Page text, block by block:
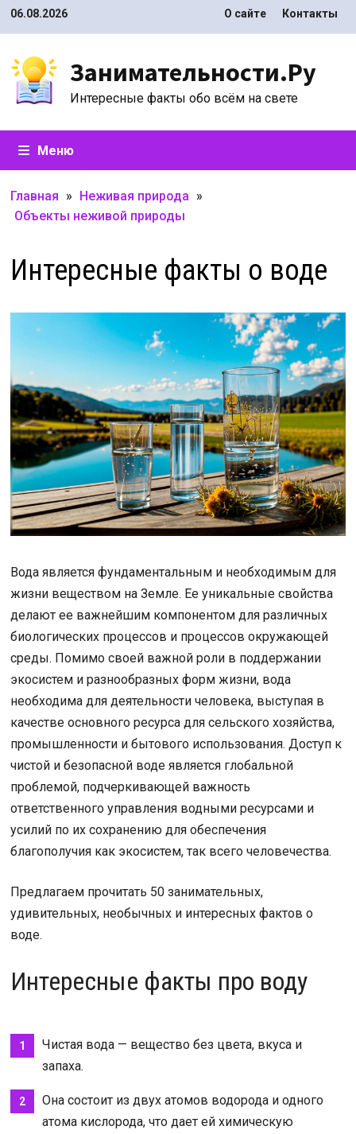
Перейти
06.08.2026 О сайте Контакты
Занимательности.Ру
Интересные факты обо всём на свете
Меню
Главная » Неживая природа »
Объекты неживой природы
Интересные факты о воде
Вода является фундаментальным и необходимым для
жизни веществом на Земле. Ее уникальные свойства
делают ее важнейшим компонентом для различных
биологических процессов и процессов окружающей
среды. Помимо своей важной роли в поддержании
экосистем и разнообразных форм жизни, вода
необходима для деятельности человека, выступая в
качестве основного ресурса для сельского хозяйства,
промышленности и бытового использования. Доступ к
чистой и безопасной воде является глобальной
проблемой, подчеркивающей важность
ответственного управления водными ресурсами и
усилий по их сохранению для обеспечения
благополучия как экосистем, так всего человечества.
Предлагаем прочитать 50 занимательных,
удивительных, необычных и интересных фактов о
воде.
Интересные факты про воду
Чистая вода — вещество без цвета, вкуса и
запаха.
Она состоит из двух атомов водорода и одного
атома кислорода, что дает ей химическую